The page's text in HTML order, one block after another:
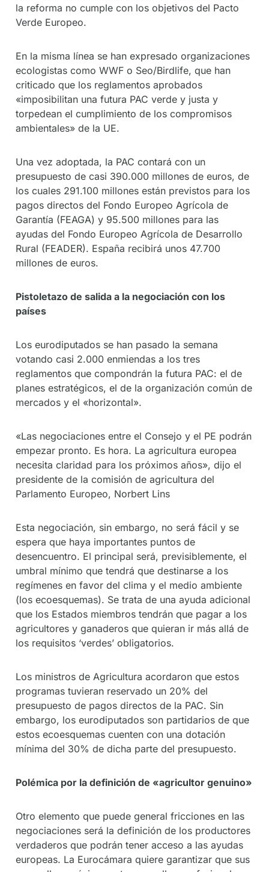
la reforma no cumple con los objetivos del Pacto
Verde Europeo.
En la misma línea se han expresado organizaciones
ecologistas como WWF o Seo/Birdlife, que han
criticado que los reglamentos aprobados
«imposibilitan una futura PAC verde y justa y
torpedean el cumplimiento de los compromisos
ambientales» de la UE.
Una vez adoptada, la PAC contará con un
presupuesto de casi 390.000 millones de euros, de
los cuales 291.100 millones están previstos para los
pagos directos del Fondo Europeo Agrícola de
Garantía (FEAGA) y 95.500 millones para las
ayudas del Fondo Europeo Agrícola de Desarrollo
Rural (FEADER). España recibirá unos 47.700
millones de euros.
Pistoletazo de salida a la negociación con los
países
Los eurodiputados se han pasado la semana
votando casi 2.000 enmiendas a los tres
reglamentos que compondrán la futura PAC: el de
planes estratégicos, el de la organización común de
mercados y el «horizontal».
«Las negociaciones entre el Consejo y el PE podrán
empezar pronto. Es hora. La agricultura europea
necesita claridad para los próximos años», dijo el
presidente de la comisión de agricultura del
Parlamento Europeo, Norbert Lins
Esta negociación, sin embargo, no será fácil y se
espera que haya importantes puntos de
desencuentro. El principal será, previsiblemente, el
umbral mínimo que tendrá que destinarse a los
regímenes en favor del clima y el medio ambiente
(los ecoesquemas). Se trata de una ayuda adicional
que los Estados miembros tendrán que pagar a los
agricultores y ganaderos que quieran ir más allá de
los requisitos ‘verdes’ obligatorios.
Los ministros de Agricultura acordaron que estos
programas tuvieran reservado un 20% del
presupuesto de pagos directos de la PAC. Sin
embargo, los eurodiputados son partidarios de que
estos ecoesquemas cuenten con una dotación
mínima del 30% de dicha parte del presupuesto.
Polémica por la definición de «agricultor genuino»
Otro elemento que puede general fricciones en las
negociaciones será la definición de los productores
verdaderos que podrán tener acceso a las ayudas
europeas. La Eurocámara quiere garantizar que sus